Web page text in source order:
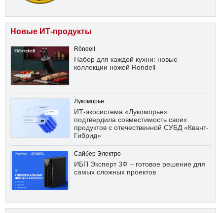
Новые ИТ-продукты
Röndell
Набор для каждой кухни: новые
коллекции ножей Rondell
Лукоморье
ИТ-экосистема «Лукоморье»
подтвердила совместимость своих
продуктов с отечественной СУБД «Квант-
Гибрид»
Сайбер Электро
ИБП Эксперт 3Ф – готовое решение для
самых сложных проектов